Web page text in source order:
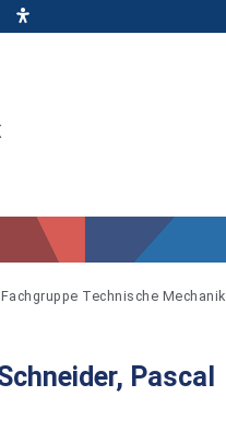
Fachgruppe Technische Mechanik
Pascal